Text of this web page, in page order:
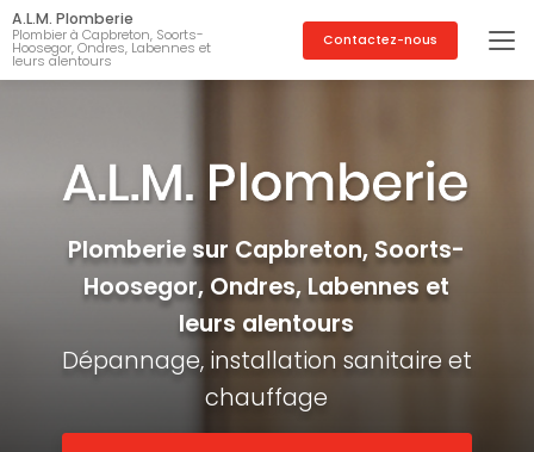
Aller
au
contenu
principal
A.L.M. Plomberie
Plombier à Capbreton, Soorts-
Hoosegor, Ondres, Labennes et
leurs alentours
Contactez-nous
Plomberie sur Capbreton, Soorts-
Hoosegor, Ondres, Labennes et
leurs alentours
Dépannage, installation sanitaire et
chauffage